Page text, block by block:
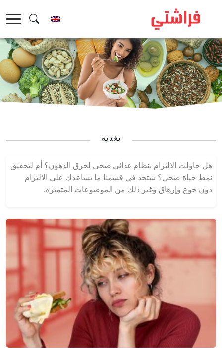
تغذية
هل حاولت الالتزام بنظام غذائي صحي لحرق الدهون؟ أم لتحقيق
نمط حياة صحي؟ ستجد في قسمنا ما يساعدك على الالتزام
دون جوع وإرهاق وغير ذلك من الموضوعات المتميزة.